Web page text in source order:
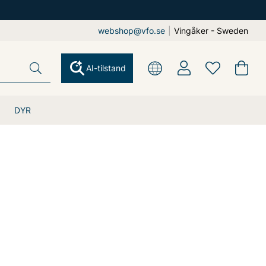
webshop@vfo.se Vingåker - Sweden
DYR
AI-tilstand